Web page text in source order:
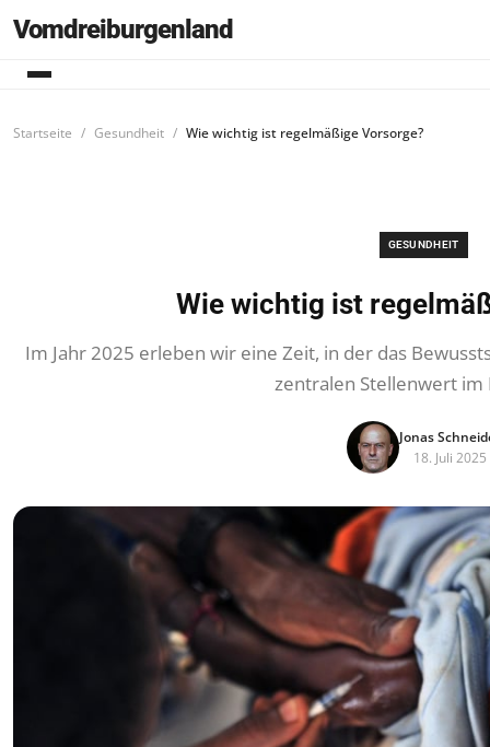
Vomdreiburgenland
Startseite Gesundheit Wie wichtig ist regelmäßige Vorsorge?
GESUNDHEIT
Wie wichtig ist
Im Jahr 2025 erleben wir eine Zeit, in der das
zentralen Stellenwert
Jonas
18. Juli 2025